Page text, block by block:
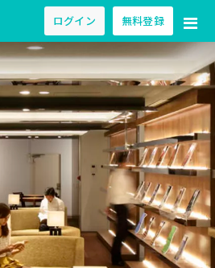
ログイン 無料登録